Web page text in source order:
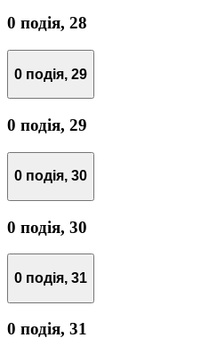
0 подія, 28
0 подія, 29
0 подія, 29
0 подія, 30
0 подія, 30
0 подія, 31
0 подія, 31